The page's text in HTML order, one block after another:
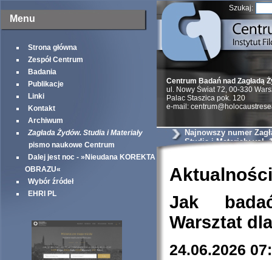
Menu
Strona główna
Zespół Centrum
Badania
Publikacje
Linki
Kontakt
Archiwum
Zagłada Żydów. Studia i Materiały
pismo naukowe Centrum
Dalej jest noc - »Nieudana KOREKTA
OBRAZU«
Wybór źródeł
EHRI PL
Szukaj:
Centrum Badań nad Zagładą
ul. Nowy Świat 72, 00-330
Palac Staszica pok. 120
e-mail:
Najnowszy numer
Studia i Materiały vol.
Aktualności
Jak
Warsztat
24.06.2026